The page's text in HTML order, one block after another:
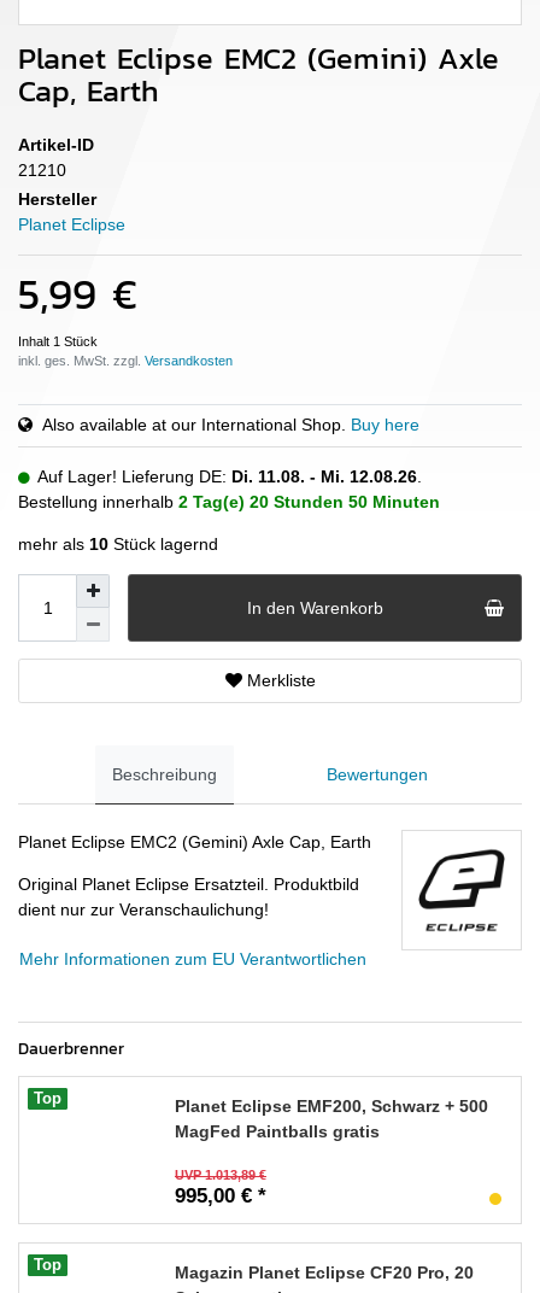
Planet Eclipse EMC2 (Gemini) Axle
Cap, Earth
Artikel-ID
21210
Hersteller
Planet Eclipse
5,99 €
Inhalt 1 Stück
inkl. ges. MwSt. zzgl.
Also available at our International Shop. Buy here
Auf Lager! Lieferung DE: Di. 11.08. - Mi. 12.08.26.
Bestellung innerhalb 2 Tag(e) 20 Stunden 50 Minuten
mehr als 10 Stück lagernd
In den Warenkorb
Merkliste
Beschreibung Bewertungen
Planet Eclipse EMC2 (Gemini) Axle Cap, Earth
Original Planet Eclipse Ersatzteil. Produktbild
dient nur zur Veranschaulichung!
Mehr Informationen zum EU Verantwortlichen
Dauerbrenner
Top
Planet Eclipse EMF200, Schwarz + 500
MagFed Paintballs gratis
UVP 1.013,89 €
995,00 € *
Top
Magazin Planet Eclipse CF20 Pro, 20